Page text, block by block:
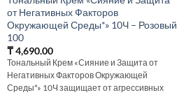
от Негативных Факторов
Окружающей Среды*» 10Ч – Розовый
100
₸4,690.00
Тональный Крем «Сияние и Защита от
Негативных Факторов Окружающей
Среды*» 10Ч защищает от агрессивных